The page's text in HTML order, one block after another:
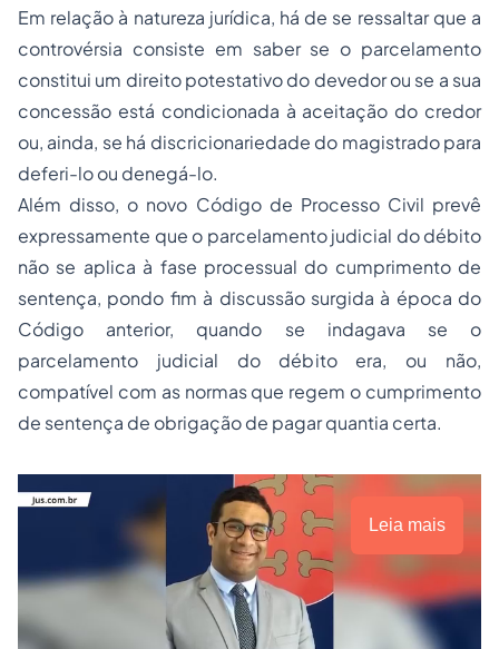
Em relação à natureza jurídica, há de se ressaltar que a
controvérsia consiste em saber se o parcelamento
constitui um direito potestativo do devedor ou se a sua
concessão está condicionada à aceitação do credor
ou, ainda, se há discricionariedade do magistrado para
deferi-lo ou denegá-lo.
Além disso, o novo Código de Processo Civil prevê
expressamente que o parcelamento judicial do débito
não se aplica à fase processual do cumprimento de
sentença, pondo fim à discussão surgida à época do
Código anterior, quando se indagava se o
parcelamento judicial do débito era, ou não,
compatível com as normas que regem o cumprimento
de sentença de obrigação de pagar quantia certa.
Leia mais